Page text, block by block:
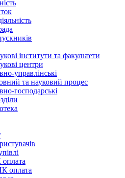
інститути та факультети
центри
управлінські
та науковий процес
господарські
оплата